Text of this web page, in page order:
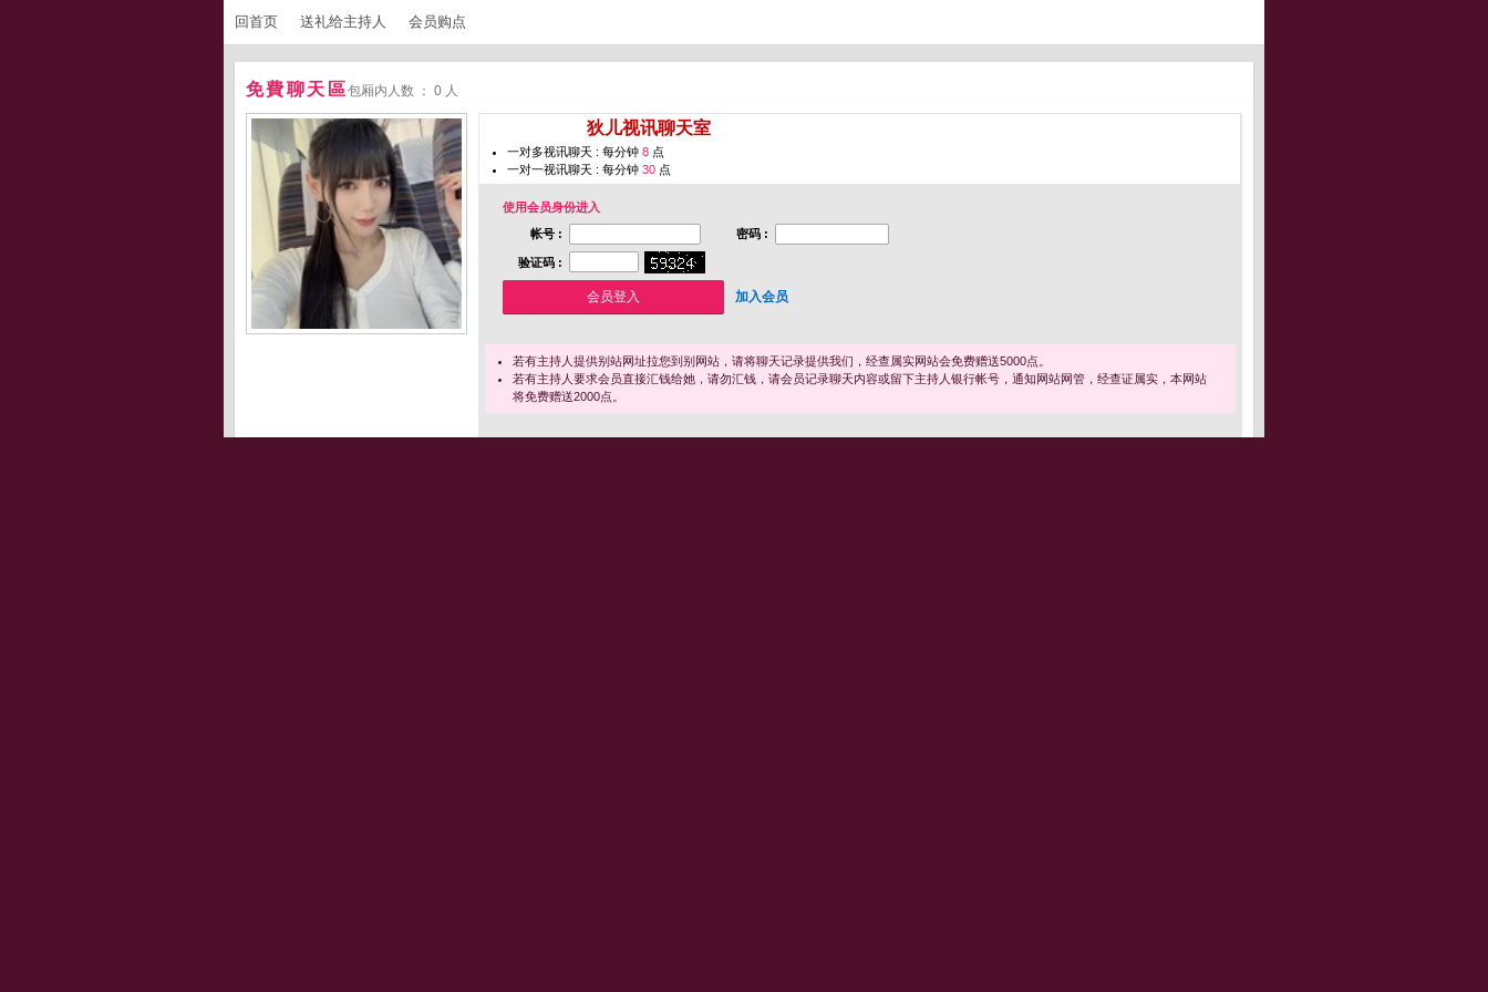
回首页 送礼给主持人 会员购点
免費聊天區包厢内人数 ： 0 人
狄儿视讯聊天室
一对多视讯聊天 : 每分钟 8 点
一对一视讯聊天 : 每分钟 30 点
使用会员身份进入
帐号 :
密码 :
验证码 :
加入会员
若有主持人提供别站网址拉您到别网站，请将聊天记录提供我们，经查属实网站会免费赠送5000点。
若有主持人要求会员直接汇钱给她，请勿汇钱，请会员记录聊天内容或留下主持人银行帐号，通知网站网管，经查证属实，本网站
将免费赠送2000点。